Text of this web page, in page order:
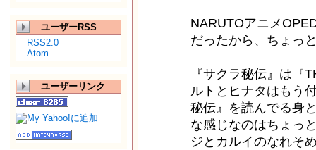
ユーザーRSS
RSS2.0
Atom
ユーザーリンク
NARUTOアニメ
だったから、ちょっ
『サクラ秘伝』は
ルトとヒナタはもう
秘伝』を読んでる身
な感じなのはちょっ
ジとカルイのなれそ